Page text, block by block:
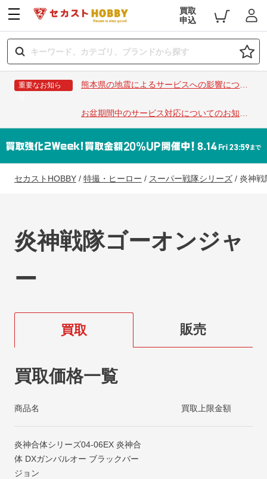
買取
申込
重要なお知ら
熊本県の地震によるサービスへの影響につい
て
お盆期間中のサービス対応についてのお知ら
せ
セカストHOBBY / 特撮・ヒーロー / スーパー戦隊シリーズ / 炎神戦
炎神戦隊ゴーオンジャ
ー
買取 販売
買取価格一覧
商品名 買取上限金額
炎神合体シリーズ04-06EX 炎神合
体 DXガンバルオー ブラックバー
ジョン